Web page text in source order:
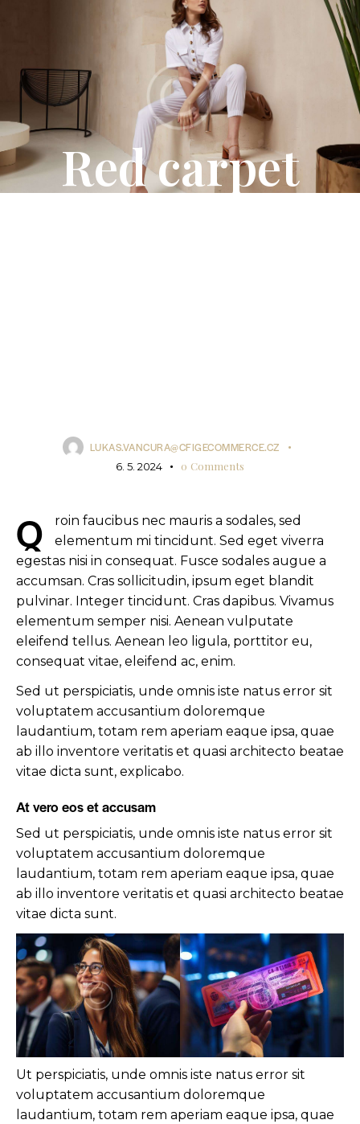
FASHION
Red carpet
ready:
LUKAS.VANCURA@CFIGECOMMERCE.CZ
6. 5. 2024 0 Comments
Q
roin faucibus nec mauris a sodales, sed
elementum mi tincidunt. Sed eget viverra
egestas nisi in consequat. Fusce sodales augue a
accumsan. Cras sollicitudin, ipsum eget blandit
pulvinar. Integer tincidunt. Cras dapibus. Vivamus
elementum semper nisi. Aenean vulputate
eleifend tellus. Aenean leo ligula, porttitor eu,
consequat vitae, eleifend ac, enim.
Sed ut perspiciatis, unde omnis iste natus error sit
voluptatem accusantium doloremque
laudantium, totam rem aperiam eaque ipsa, quae
ab illo inventore veritatis et quasi architecto beatae
vitae dicta sunt, explicabo.
At vero eos et accusam
Sed ut perspiciatis, unde omnis iste natus error sit
voluptatem accusantium doloremque
laudantium, totam rem aperiam eaque ipsa, quae
ab illo inventore veritatis et quasi architecto beatae
vitae dicta sunt.
Ut perspiciatis, unde omnis iste natus error sit
voluptatem accusantium doloremque
laudantium, totam rem aperiam eaque ipsa, quae